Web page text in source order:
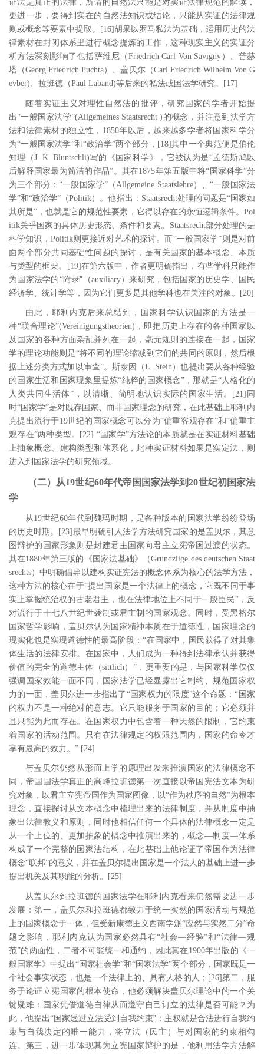
证法是真正的法律，所谓的自然法只能是对实证法律规范的解读，
更进一步，要得到实在的自然法知识或结论，只能从实证的法律规
则或概念等要素中提取。
[16]胡果以罗马私法为基础，运用历史的法
律素材在封闭体系里进行概念提炼的工作，这种现实主义的实证分
析方法深刻影响了包括萨维尼（ Friedrich Carl Von Savigny ）、普赫
塔（Georg Friedrich Puchta）、盖贝尔（Carl Friedrich Wilhelm Von G
evber)、拉班德（Paul Laband)等后来的私法或国法学研究。 [17]
随着实证主义对理性自然法的批评，研究国家的学者开始提
出“一般国家法学”(Allgemeines Staatsrecht ) 的概念，并注意到法学方
法和法律素材的独立性， 1850年以后，越来越多学者将国家科学分
为“一般国家法学”和“政治学”两个部分， [18]其中一个典范便是伯伦
知理（J. K. Bluntschli)写的《国家科学》，它被认为是“孟德斯鸠以
后解释国家最为简洁的作品”。其在1875年第五版中将“国家科学”分
为三个部分：“一般国家学”（Allgemeine Staatslehre）、“一般国家法
学”和“政治学”（Politik）。他指出： Staatsrecht处理的问题是“国家如
其所是”，也就是它的规范性要素，它得以存在的永恒逻辑条件。 Pol
itik关乎国家的具体历史形态、条件和要素。 Staatsrecht部分处理的是
科学知识， Politik则更接近对艺术的探讨。而“一般国家学”则是对前
面两个部分共同基础性问题的探讨，是有关国家的基本概念、本质
与类型的框架。
[19]在第六版中，作者更明确指出，有些学科只能作
为国家法学的“附录” （auxiliary）来研究，包括国家的历史学、国民
经济学、统计学等，因为它们更多是其他学科也在关注的对象。
[20]
由此，耶利内克后来总结到，国家科学认识国家的方法是一
种“联合理论”(Vereinigungstheorien) ，即把历史上存在的各种国家以
及国家的各种方面杂乱并列在一起，毫无规则的连接在一起，国家
学的理论功能则是“将不同的理论缩减到它们的共同的原则，然后根
据上述分类方式加以审查”。斯泰因（L. Stein ）也提出要从各种经验
的国家生活和国家现象里提炼“纯粹的国家概念”，那就是“人格化的
人类共同生活体”，以清晰、简明地认识实际的国家生活。
[21] 同
时“国家学”是对既存国家、而非国家理念的研究，在此基础上耶利内
克提出流行于19世纪的国家概念可以分为“偏重客观存在”和“偏重主
观存在”两种类型。
[22] “国家学”方法论的本质就是在实证材料基础
上抽象概念、建构类型和体系化，此种实证材料如果是实定法，则
进入到国家法学的研究领域。
（二）从19世纪60年代帝国国家法学到20世纪初国家法
学
从 19世纪60年代到魏玛时期，是各种版本的国家法学纷纷登场
的历史时期。 [23]最早明确引人法学方法研究国家的是盖贝尔，其意
图辩护的国家形象则是封建君主国家向君主立宪帝国过渡的状态。
其在1880年第三版的《国家法基础》（Grundziige des deutschen Staat
srechts）中明确倡导以建构实证宪法的概念体系为核心的法学方法，
这种方法的核心在于“提出国家是一个法律上的概念，它既不同于事
实上掌握统治权的古老君主，也在法律地位上不同于一般臣民 " ，反
对流行于十七八世纪世袭制或君主制的国家观念。同时，受黑格尔
国家哲学影响，盖贝尔认为国家精神本质在于道德性，国家理念的
现实化也是实现道德性的最高阶段：“在国家中，国民获得了对其集
体生活的法律安排。在国家中，人们成为一种得到法律承认并获得
价值的完全的道德主体（sittlich ）”，更重要的是，与国家科学仅仅
强调国家效能一面不同，国家法学已经显露出它制约、规范国家权
力的一面，盖贝尔进一步指出了“国家权力的限度"这个命题：“国家
的权力不是一种绝对的意志。它只能服务于国家的目的；它必须并
且只能为此而存在。在国家权力中包含着一种天然的限制，它约束
着国家的活动范围。只有在法律规定的权限范围内，国家的命令才
享有最高的效力。” [24]
与盖贝尔仍然从形而上学的原理出发来推演国家的法律概念不
同，帝国国法学真正的高峰拉班德第一次直接以帝国宪法文本为研
究对象，以君主立宪帝国作为国家图像，以“作为秩序的自然”为根本
理念，直接探讨从文本概念中梳理出来的法律制度，并从制度中抽
象出法律教义和原则，同时他相信任何一个具体的法律概念一定是
从一个上位的、更加抽象的概念中推演出来的，概念―制度―体系
构成了一个完整的国家法结构，在此基础上他论证了帝国作为法律
概念“联邦”的意义，并在盖贝尔提出国家是一个法人的基础上进一步
提出机关及其职能的分析。
[25]
从盖贝尔到拉班德的国家法学在耶利内克看来仍然需要进一步
发展：第一，盖贝尔和拉班德都致力于统一实然的国家活动与规范
上的国家概念于一体，但受新康德主义西南学派“应然与实然二分”命
题之影响，耶利内克认为国家必然具有“社会―经验”和“法律―规
范”的两面性，二者不可能统一和通约，因此其在1900年出版的《一
般国家学》中提出“国家社会学”和“国家法学”两个部分，国家既是一
个社会事实状态，也是一个法律上的、具有人格的人； [26]第二，服
务于论证立宪国家的根本使命，他必须解决盖贝尔理论中的一个关
键疑难：国家凭借道德自律从而遵守自己订立的法律是否可能？为
此，他提出“国家透过立法受到自我约束”：主权就是合法进行自我约
束与自我决定的唯一能力，将立法（民主）与对国家的约束相勾
连。第三，进一步体现其为立宪国家辩护的是，他利用法学方法解